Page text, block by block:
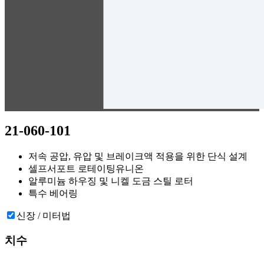
21-060-101
저속 공압, 유압 및 브레이크액 적용을 위한 단식 설계
셀프서포트 로테이팅유니온
알루미늄 하우징 및 니켈 도금 스틸 로터
특수 베어링
신장 / 미터법
치수